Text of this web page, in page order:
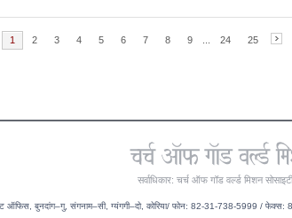
1 2 3 4 5 6 7 8 9 24 25
सर्वाधिकार: चर्च ऑफ गॉड वर्ल्ड मिशन
ऑफिस, बुनदांग–गु, संगनाम–सी, ग्यंगगी–दो, कोरिया/ फोन: 82-31-738-5999 /